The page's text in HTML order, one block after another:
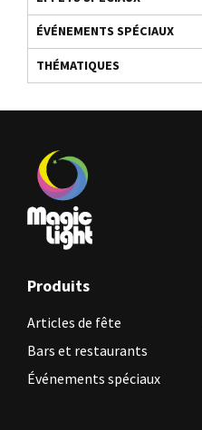
ÉVÉNEMENTS SPÉCIAUX
THÉMATIQUES
Produits
Articles de fête
Bars et restaurants
Événements spéciaux